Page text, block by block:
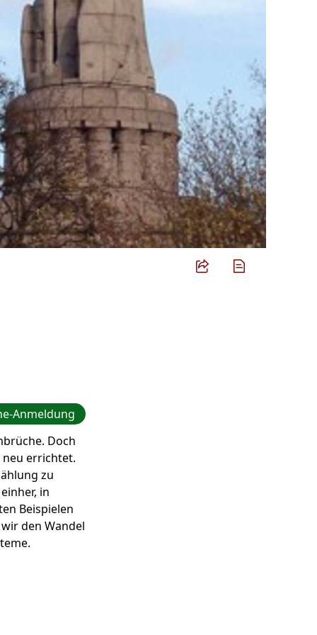
Anmeldung
Doch
errichtet.
zu
in
Beispielen
den Wandel